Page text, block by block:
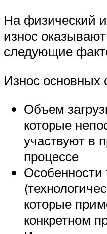
На физический
износ
следующие
Износ основных
Объем
которые
участвуют в
процессе
Особенности
которые
конкретном